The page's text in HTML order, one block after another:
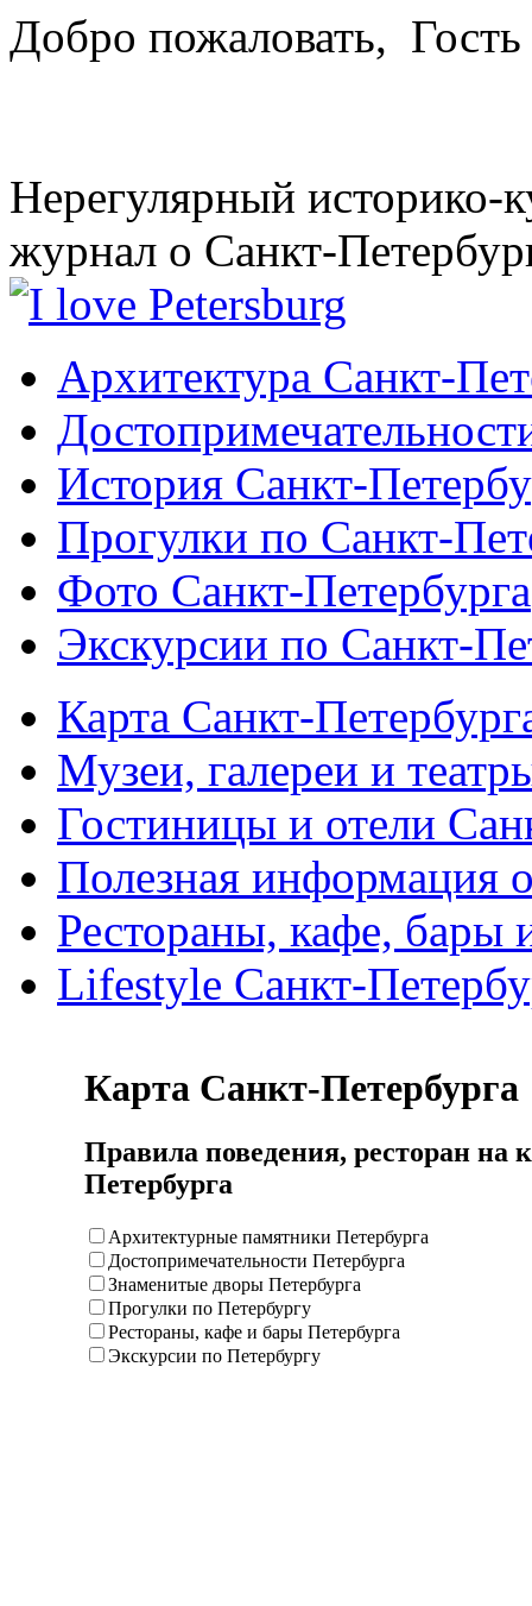
Добро пожаловать, Гость
Нерегулярный историко-
журнал о Санкт-
Архитектура Санкт-
История Санкт-
Прогулки по Санкт-
Фото Санкт-Петербурга
Экскурсии по Санкт-
Карта Санкт-
Музеи, галереи и
Гостиницы и отели
Полезная информация
Рестораны, кафе, бары
Lifestyle Санкт-
Карта Санкт-Петербурга
Правила поведения, ресторан на
Петербурга
Архитектурные памятники Петербурга
Достопримечательности Петербурга
Знаменитые дворы Петербурга
Прогулки по Петербургу
Рестораны, кафе и бары Петербурга
Экскурсии по Петербургу